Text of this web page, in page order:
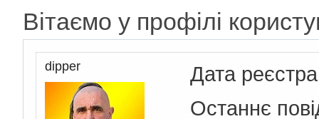
Вітаємо у профілі
dipper
Дата
Останнє